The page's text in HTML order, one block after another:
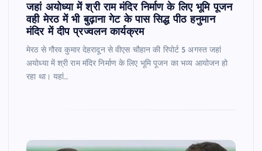
जहां अयोध्या में श्री राम मंदिर निर्माण के लिए भूमि पूजन
वही मेरठ में भी बुढ़ाना गेट के पास सिद्ध पीठ हनुमान
मंदिर में दीप प्रज्वलन कार्यक्रम
मेरठ से गौरव कुमार देहरादून से वीएस चौहान की रिपोर्ट 5 अगस्त जहां
अयोध्या में श्री राम मंदिर निर्माण के लिए भूमि पूजन का भव्य आयोजन हो
रहा था। यहां…